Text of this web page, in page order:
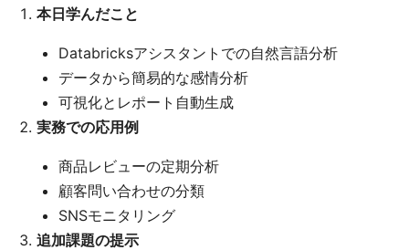
本日学んだこと
Databricksアシスタントでの自然言語分析
データから簡易的な感情分析
可視化とレポート自動生成
実務での応用例
商品レビューの定期分析
顧客問い合わせの分類
SNSモニタリング
追加課題の提示